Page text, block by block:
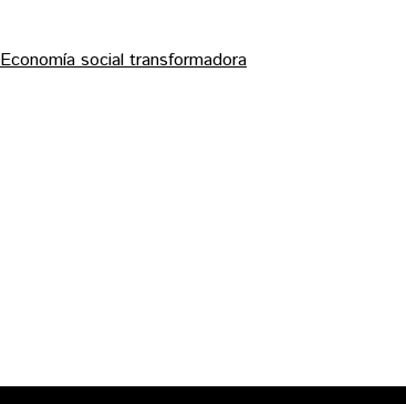
Economía social transformadora